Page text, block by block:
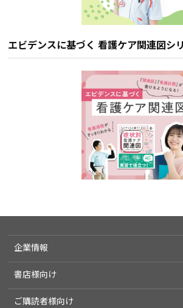
エビデンスに基づく 看護ケア関連図シ
企業情報
書店様向け
ご購読者様向け